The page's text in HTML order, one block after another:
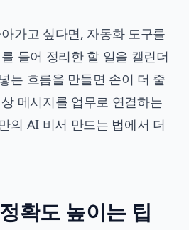
가고 싶다면, 자동화 도구를
들어 정리한 할 일을 캘린더
는 흐름을 만들면 손이 더 줄
메시지를 업무로 연결하는
의 AI 비서 만드는 법에서 더
확도 높이는 팁